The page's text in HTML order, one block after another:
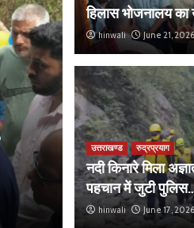
उत्तराखण्ड रुद्रप्रयाग
नदी किनारे
में जुटी
hinwali June 17, 2026
हिलास भोजनालय
hinwali June 21, 2026
उत्तराखण्ड रुद्रप्रयाग
नदी किनारे मिला
पहचान में जुटी
hinwali June 17, 2026